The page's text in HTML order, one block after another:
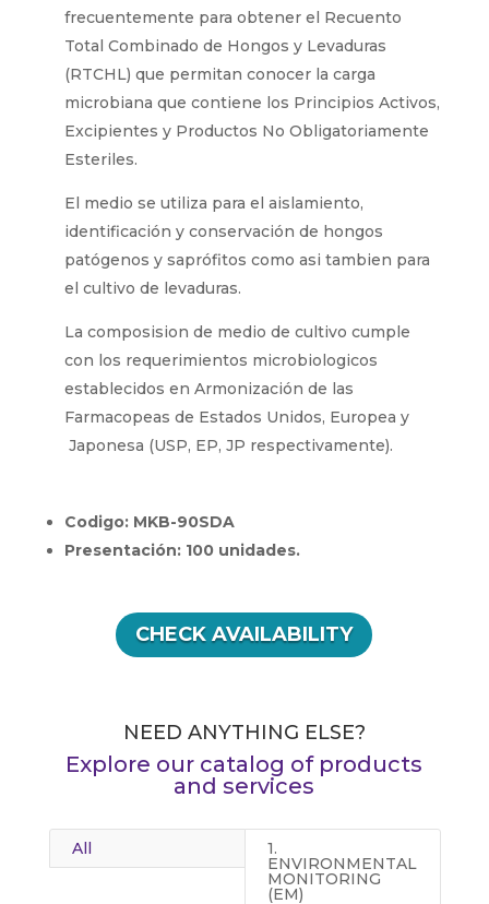
frecuentemente para obtener el Recuento
Total Combinado de Hongos y Levaduras
(RTCHL) que permitan conocer la carga
microbiana que contiene los Principios Activos,
Excipientes y Productos No Obligatoriamente
Esteriles.
El medio se utiliza para el aislamiento,
identificación y conservación de hongos
patógenos y saprófitos como asi tambien para
el cultivo de levaduras.
La composision de medio de cultivo cumple
con los requerimientos microbiologicos
establecidos en Armonización de las
Farmacopeas de Estados Unidos, Europea y
Japonesa (USP, EP, JP respectivamente).
Codigo: MKB-90SDA
Presentación: 100 unidades.
CHECK AVAILABILITY
NEED ANYTHING ELSE?
Explore our catalog of products
and services
All 1.
ENVIRONMENTAL
MONITORING
(EM)